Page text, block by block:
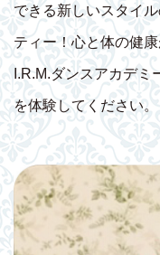
できる新しいスタイ
ティー！心と体の健
I.R.M.ダンスアカデ
を体験してください。